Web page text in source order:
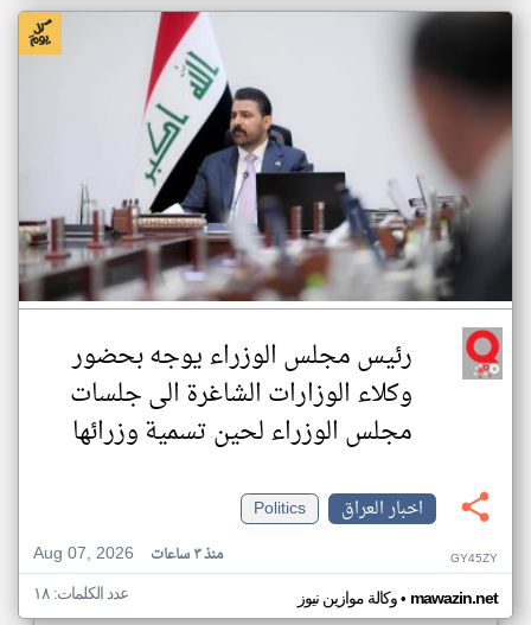
رئيس مجلس الوزراء يوجه بحضور
وكلاء الوزارات الشاغرة الى جلسات
مجلس الوزراء لحين تسمية وزرائها
اخبار العراق
Politics
Aug 07, 2026
منذ ٣ ساعات GY45ZY
وكالة موازين نيوز• mawazin.net عدد الكلمات: ١٨